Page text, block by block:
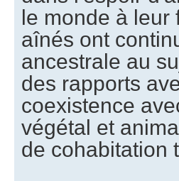
le monde à
aînés ont
ancestrale au
des rapports
coexistence
végétal et
de cohabitation